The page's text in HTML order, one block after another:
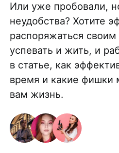
Или уже пробовали,
неудобства? Хотите
распоряжаться
успевать и жить, и
в статье, как
время и какие фишки
вам жизнь.